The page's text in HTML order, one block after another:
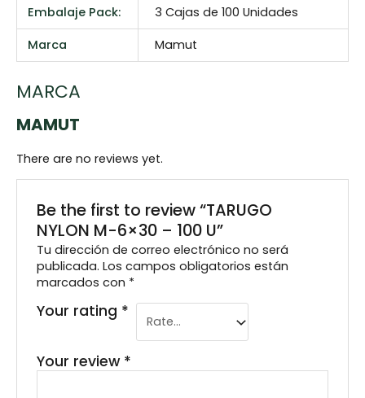
Embalaje Pack:
3 Cajas de 100 Unidades
Marca
Mamut
MARCA
MAMUT
There are no reviews yet.
Be the first to review “TARUGO
NYLON M-6×30 – 100 U”
Tu dirección de correo electrónico no será
publicada. Los campos obligatorios están
marcados con *
Your rating *
Your review *